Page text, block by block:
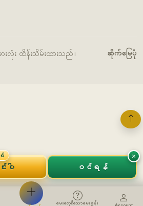
းလုံး ထိန်းသိမ်းထားသည်။ ဆိုက်မြေပုံ
မေးလေ့ရှိသောမေးခွန်း
ပါ ဝင်ရန်
×